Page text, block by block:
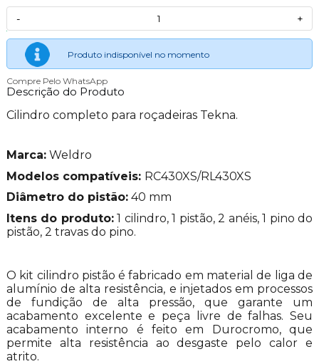
- +
Produto indisponível no momento
Compre Pelo WhatsApp
Descrição do Produto
Cilindro completo para roçadeiras Tekna.
Marca:Weldro
Modelos compatíveis: RC430XS/RL430XS
Diâmetro do pistão:40 mm
Itens do produto:1 cilindro, 1 pistão, 2 anéis, 1 pino do
pistão, 2 travas do pino.
O kit cilindro pistão é fabricado em material de liga de
alumínio de alta resistência, e injetados em processos
de fundição de alta pressão, que garante um
acabamento excelente e peça livre de falhas. Seu
acabamento interno é feito em Durocromo, que
permite alta resistência ao desgaste pelo calor e
atrito.